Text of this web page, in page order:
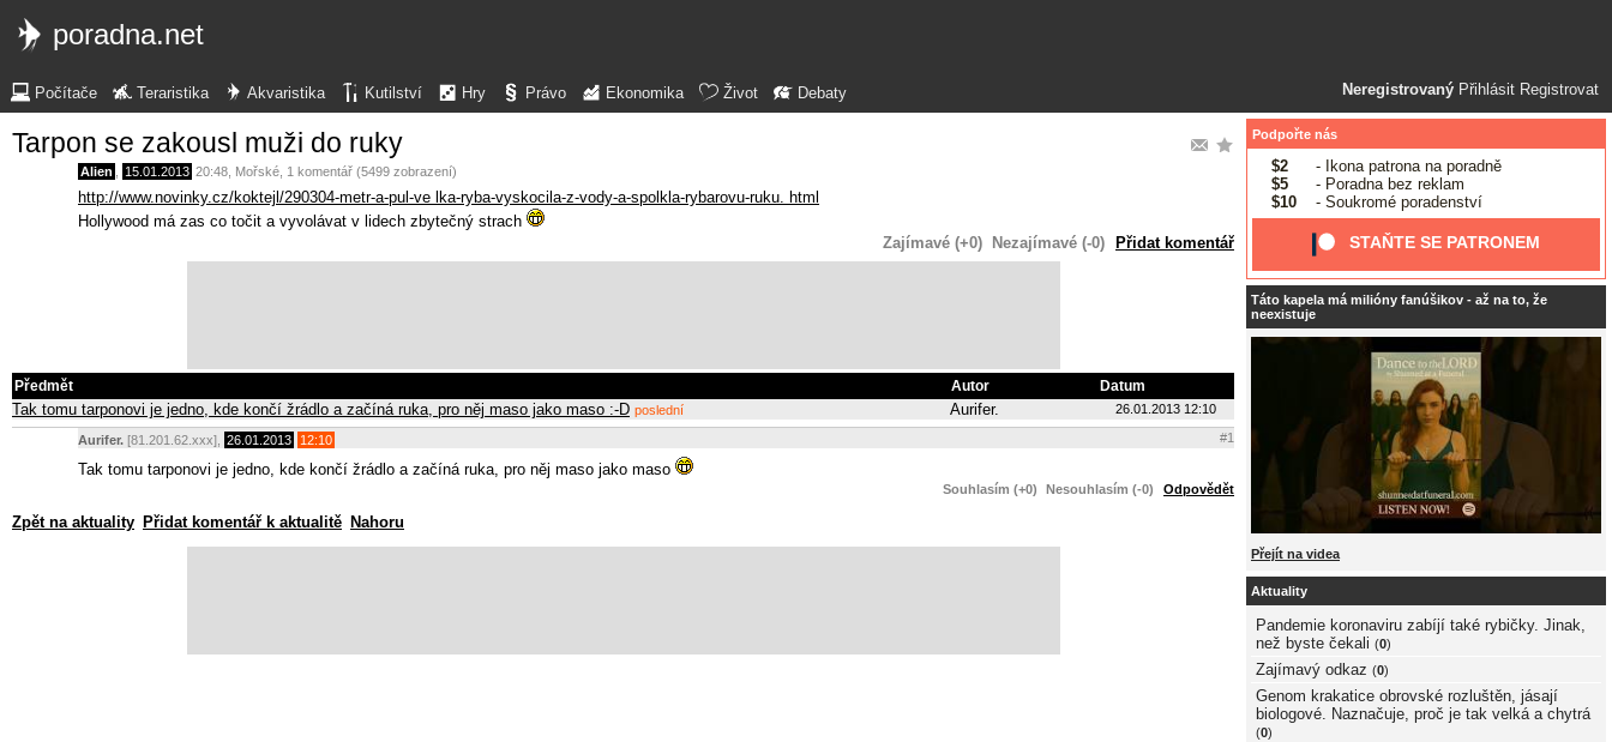
poradna.net
Neregistrovaný Přihlásit Registrovat
Počítače Teraristika Akvaristika Kutilství Hry Právo Ekonomika Život Debaty
Tarpon se zakousl muži do ruky
Alien 15.01.2013 20:48 Mořské , 1 komentář (5499 zobrazení)
http://www.novinky.cz/koktejl/290304-metr-a-pul-ve lka-ryba-vyskocila-z-vody-a-spolkla-rybarovu-ruku. html
Hollywood má zas co točit a vyvolávat v lidech zbytečný strach
Zajímavé (+0)
Nezajímavé (-0) Přidat komentář
Předmět Autor Datum
Tak tomu tarponovi je jedno, kde končí žrádlo a začíná ruka, pro něj maso jako maso :-D poslední Aurifer. 26.01.2013 12:10
Aurifer. [81.201.62.xxx], 26.01.2013 12:10 #1
Tak tomu tarponovi je jedno, kde končí žrádlo a začíná ruka, pro něj maso jako maso
Souhlasím (+0) Nesouhlasím (-0) Odpovědět
Zpět na aktuality Přidat komentář k aktualitě Nahoru
Podpořte nás
$2
- Ikona patrona na poradně
$5
- Poradna bez reklam
$10
- Soukromé poradenství
STAŇTE SE PATRONEM
Táto kapela má milióny fanúšikov - až na to, že
neexistuje
Přejít na videa
Aktuality
Pandemie koronaviru zabíjí také rybičky. Jinak,
než byste čekali (0)
Zajímavý odkaz (0)
Genom krakatice obrovské rozluštěn, jásají
biologové. Naznačuje, proč je tak velká a chytrá
(0)